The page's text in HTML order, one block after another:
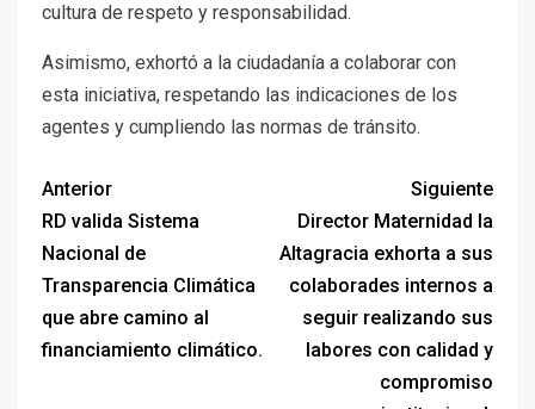
cultura de respeto y responsabilidad.
Asimismo, exhortó a la ciudadanía a colaborar con
esta iniciativa, respetando las indicaciones de los
agentes y cumpliendo las normas de tránsito.
Anterior
RD valida Sistema
Nacional de
Transparencia Climática
que abre camino al
financiamiento climático.
Siguiente
Director Maternidad la
Altagracia exhorta a sus
colaborades internos a
seguir realizando sus
labores con calidad y
compromiso